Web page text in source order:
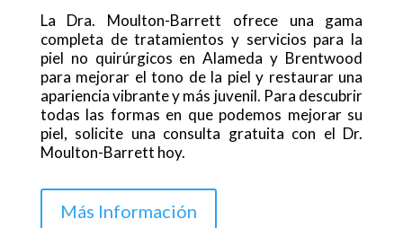
La Dra. Moulton-Barrett ofrece una gama
completa de tratamientos y servicios para la
piel no quirúrgicos en Alameda y Brentwood
para mejorar el tono de la piel y restaurar una
apariencia vibrante y más juvenil. Para descubrir
todas las formas en que podemos mejorar su
piel, solicite una consulta gratuita con el Dr.
Moulton-Barrett hoy.
Más Información